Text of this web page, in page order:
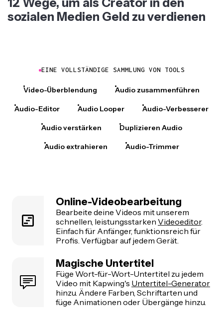
sozialen Medien Geld zu verdienen
EINE VOLLSTÄNDIGE SAMMLUNG VON TOOLS
Video-Überblendung Audio zusammenführen
Audio-Editor Audio Looper Audio-Verbesserer
Audio verstärken Duplizieren Audio
Audio extrahieren Audio-Trimmer
Online-Videobearbeitung
Bearbeite deine Videos mit unserem
schnellen, leistungsstarken Videoeditor.
Einfach für Anfänger, funktionsreich für
Profis. Verfügbar auf jedem Gerät.
Magische Untertitel
Füge Wort-für-Wort-Untertitel zu jedem
Video mit Kapwing's Untertitel-Generator
hinzu. Ändere Farben, Schriftarten und
füge Animationen oder Übergänge hinzu.